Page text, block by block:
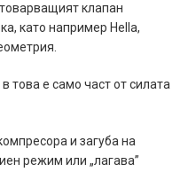
клапан
като например Hella,
това е само част от силата
и загуба на
режим или „лагава”